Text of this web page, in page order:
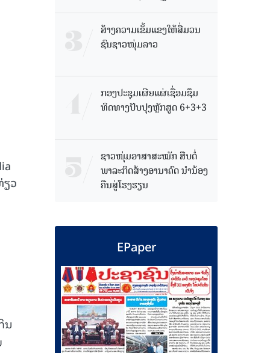
ວ
ນ
ສ້າງຄວາມເຂັ້ມແຂງໃຫ້ສື່ມວນ
ຊົນຊາວໜຸ່ມລາວ
ກອງປະຊຸມເຜີຍແຜ່ເຊື່ອມຊຶມ
ທິດທາງປັບປຸງຫຼັກສູດ 6+3+3
ຊາວໜຸ່ມອາສາສະໝັກ ສືບຕໍ່
ພາລະກິດສ້າງອານາຄົດ ນໍານ້ອງ
ຄືນສູ່ໂຮງຮຽນ
EPaper